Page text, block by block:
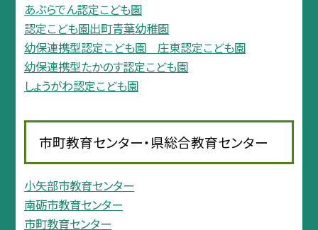
あぶらでん認定こども園
認定こども園出町青葉幼稚園
幼保連携型認定こども園 庄東認定こども園
幼保連携型たかのす認定こども園
しょうがわ認定こども園
市町教育センター・県総合教育センター
小矢部市教育センター
南砺市教育センター
市町教育センター